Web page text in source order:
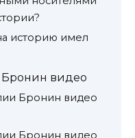
историю имел
видео
Бронин видео
Бронин видео